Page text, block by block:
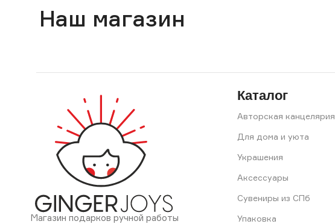
Наш магазин
Магазин подарков ручной работы
Каталог
Авторская канцелярия
Для дома и уюта
Украшения
Аксессуары
Сувениры из СПб
Упаковка